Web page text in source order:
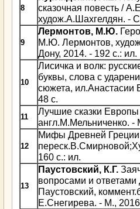
8
сказочная повесть /
худож.А.Шахгелдян. -
9
Лермонтов, М.Ю.
М.Ю. Лермонтов,
Дону, 2014. - 192 с.: ил.
10
Лисичка и волк:
буквы, слова с
сюжета, ил.Анастасии
48 с.
11
Лучшие сказки Европы
англ.М.Мельниченко. -
12
Мифы Древней
160 с.: ил.
13
Паустовский, К.Г.
вопросами и ответами
Паустовский,
Е.Снегирева. - М.,